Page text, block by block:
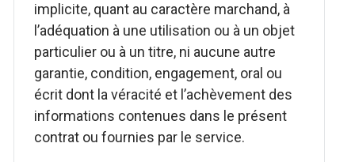
implicite, quant au caractère marchand, à
l’adéquation à une utilisation ou à un objet
particulier ou à un titre, ni aucune autre
garantie, condition, engagement, oral ou
écrit dont la véracité et l’achèvement des
informations contenues dans le présent
contrat ou fournies par le service.